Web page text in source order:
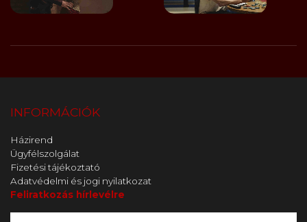
INFORMÁCIÓK
Házirend
Ügyfélszolgálat
Fizetési tájékoztató
Adatvédelmi és jogi nyilatkozat
Feliratkozás hírlevélre